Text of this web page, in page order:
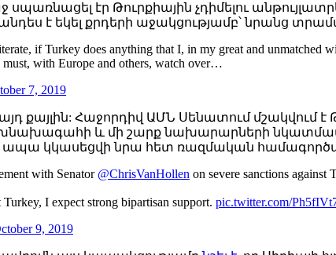
էր Թուրքիային չդիմելու
է եկել քրդերի աջակցությամբ՝ նրանց
if Turkey does anything that I, in my great and
with Europe and others, watch over…
7, 2019
քայլին: Հաջորդիվ ԱՄՆ Սենատում մշակվում
և մի շարք նախարարների
ապա կկասեցվի նրա հետ ռազմական
with Senator @ChrisVanHollen on severe sanctions
I expect strong bipartisan support. pic.twitter.com/
9, 2019